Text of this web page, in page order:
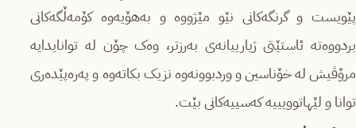
پێویست و گرنگەکانی نێو مێژووه و بەهۆیەوە کۆمەڵگەکانی
بردووەتە ئاستێتی ژیارییانەی بەرزتر، وەک چۆن لە توانایدایە
مرۆڤیش لە خۆناسین و وردبوونەوە نزیک بکاتەوە و پەرەپێدەری
توانا و لێهاتوویییە کەسییەکانی بێت.